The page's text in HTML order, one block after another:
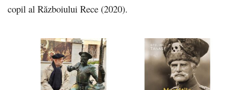
copil al Războiului Rece (2020).